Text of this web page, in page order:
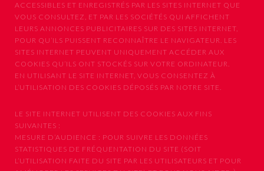
ACCESSIBLES ET ENREGISTRÉS PAR LES SITES INTERNET QUE
VOUS CONSULTEZ, ET PAR LES SOCIÉTÉS QUI AFFICHENT
LEURS ANNONCES PUBLICITAIRES SUR DES SITES INTERNET,
POUR QU’ILS PUISSENT RECONNAÎTRE LE NAVIGATEUR. LES
SITES INTERNET PEUVENT UNIQUEMENT ACCÉDER AUX
COOKIES QU’ILS ONT STOCKÉS SUR VOTRE ORDINATEUR.
EN UTILISANT LE SITE INTERNET, VOUS CONSENTEZ À
L’UTILISATION DES COOKIES DÉPOSÉS PAR NOTRE SITE.
LE SITE INTERNET UTILISENT DES COOKIES AUX FINS
SUIVANTES :
MESURE D’AUDIENCE : POUR SUIVRE LES DONNÉES
STATISTIQUES DE FRÉQUENTATION DU SITE (SOIT
L’UTILISATION FAITE DU SITE PAR LES UTILISATEURS ET POUR